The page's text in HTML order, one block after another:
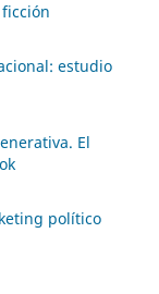
estudio
El
político